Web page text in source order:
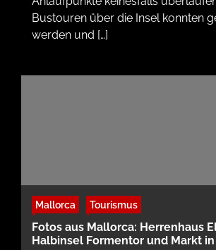
Bustouren über die Insel konnten
werden und […]
Mallorca Tourismus
Fotos aus Mallorca: Herrenhaus
Halbinsel Formentor und Markt